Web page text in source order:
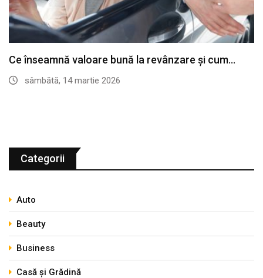
Ce înseamnă valoare bună la revânzare și cum…
sâmbătă, 14 martie 2026
Categorii
Auto
Beauty
Business
Casă și Grădină